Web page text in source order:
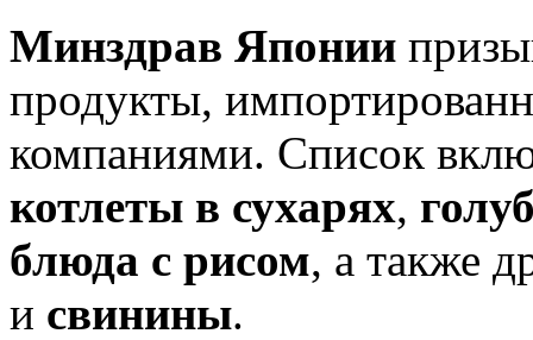
Минздрав Японии
продукты,
компаниями. Список
котлеты в сухарях,
блюда с рисом, а также
и свинины.